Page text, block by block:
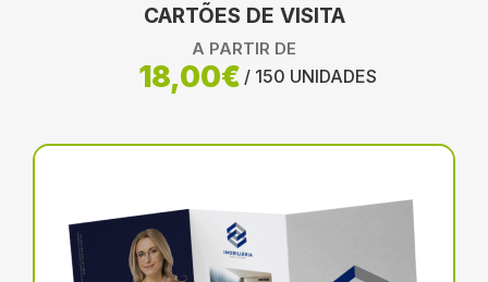
CARTÕES DE VISITA
A PARTIR DE
18,00€ / 150 UNIDADES